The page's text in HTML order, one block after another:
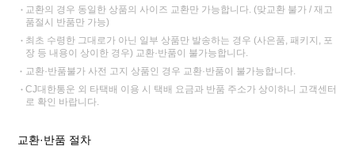
교환의 경우 동일한 상품의 사이즈 교환만 가능합니다. (맞교환 불가 / 재고
품절시 반품만 가능)
최초 수령한 그대로가 아닌 일부 상품만 발송하는 경우 (사은품, 패키지, 포
장 등 내용이 상이한 경우) 교환·반품이 불가능합니다.
교환·반품불가 사전 고지 상품인 경우 교환·반품이 불가능합니다.
CJ대한통운 외 타택배 이용 시 택배 요금과 반품 주소가 상이하니 고객센터
로 확인 바랍니다.
교환·반품 절차